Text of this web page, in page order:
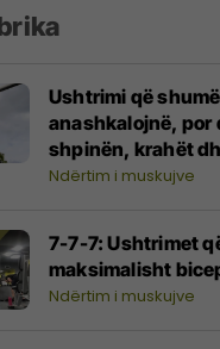
Ushtrimi që
anashkalojnë, por
shpinën, krahët
trupin
Ndërtim i muskujve
7-7-7: Ushtrimet
maksimalisht
Ndërtim i muskujve